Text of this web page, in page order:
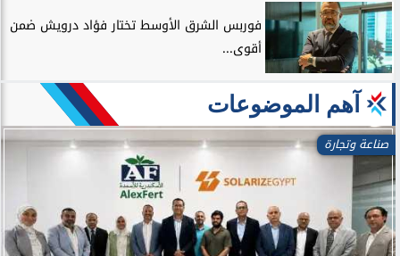
فوربس الشرق الأوسط تختار فؤاد درويش ضمن
أقوى...
آهم الموضوعات
صناعة وتجارة